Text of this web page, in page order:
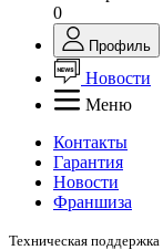
0
Профиль
Новости
Меню
Контакты
Гарантия
Новости
Франшиза
Техническая поддержка